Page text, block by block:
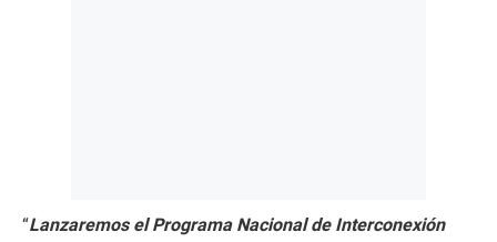
“Lanzaremos el Programa Nacional de Interconexión